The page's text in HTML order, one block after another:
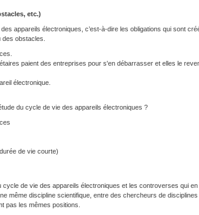
etc.)
appareils électroniques, c’est-à-dire les obligations qui sont
obstacles.
paient des entreprises pour s'en débarrasser et elles le
électronique.
du cycle de vie des appareils électroniques ?
de vie courte)
de vie des appareils électroniques et les controverses qui
même discipline scientifique, entre des chercheurs de
pas les mêmes positions.